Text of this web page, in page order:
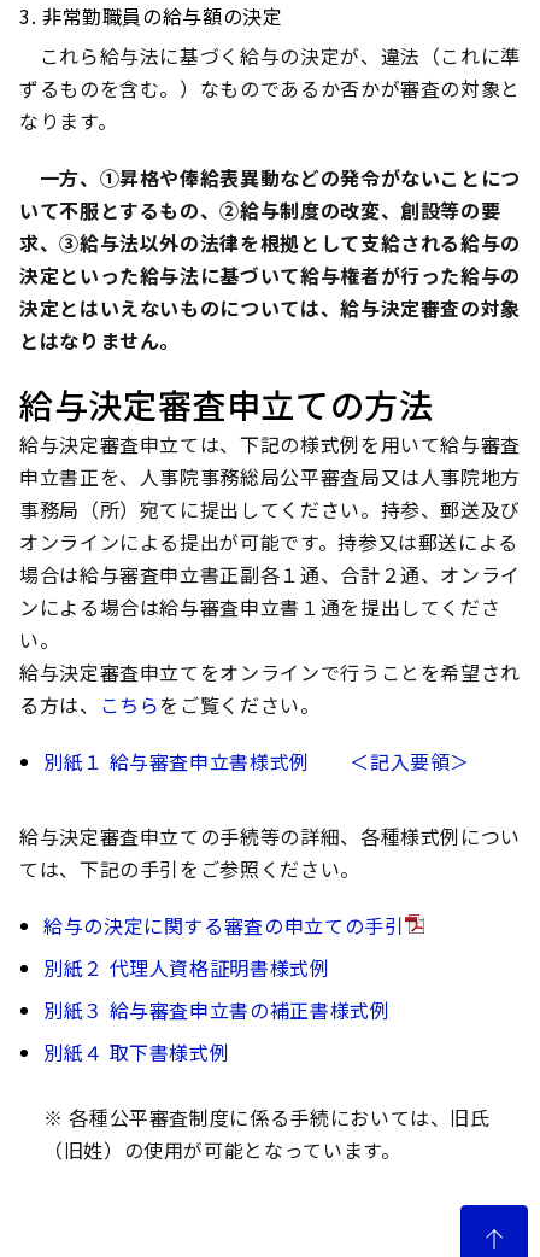
非常勤職員の給与額の決定
これら給与法に基づく給与の決定が、違法（これに準
ずるものを含む。）なものであるか否かが審査の対象と
なります。
一方、①昇格や俸給表異動などの発令がないことにつ
いて不服とするもの、②給与制度の改変、創設等の要
求、③給与法以外の法律を根拠として支給される給与の
決定といった給与法に基づいて給与権者が行った給与の
決定とはいえないものについては、給与決定審査の対象
とはなりません。
給与決定審査申立ての方法
給与決定審査申立ては、下記の様式例を用いて給与審査
申立書正を、人事院事務総局公平審査局又は人事院地方
事務局（所）宛てに提出してください。持参、郵送及び
オンラインによる提出が可能です。持参又は郵送による
場合は給与審査申立書正副各１通、合計２通、オンライ
ンによる場合は給与審査申立書１通を提出してくださ
い。
給与決定審査申立てをオンラインで行うことを希望され
る方は、 こちらをご覧ください。
別紙１ 給与審査申立書様式例
＜記入要領＞
給与決定審査申立ての手続等の詳細、各種様式例につい
ては、下記の手引をご参照ください。
給与の決定に関する審査の申立ての手引
別紙２ 代理人資格証明書様式例
別紙３ 給与審査申立書の補正書様式例
別紙４ 取下書様式例
※ 各種公平審査制度に係る手続においては、旧氏
（旧姓）の使用が可能となっています。